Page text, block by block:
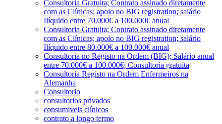
Consultoria Gratuita; Contrato assinado diretamente
com as Clínicas; apoio no BIG registration; salário
Ilíquido entre 70.000€ a 100.000€ anual
Consultoria Gratuita; Contrato assinado diretamente
com as Clínicas; apoio no BIG registration; salário
Ilíquido entre 80.000€ a 100.000€ anual
Consultoria no Registo na Ordem (BIG); Salário anual
entre 70.000€ a 100.000€; Consultoria gratuita
Consultoria Registo na Ordem Enfermeiros na
Alemanha
Consultorio
consultorios privados
consumiveis clínicos
contrato a longo termo